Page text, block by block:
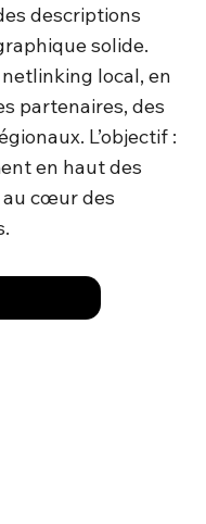
descriptions
solide.
local, en
partenaires, des
L’objectif :
en haut des
au cœur des